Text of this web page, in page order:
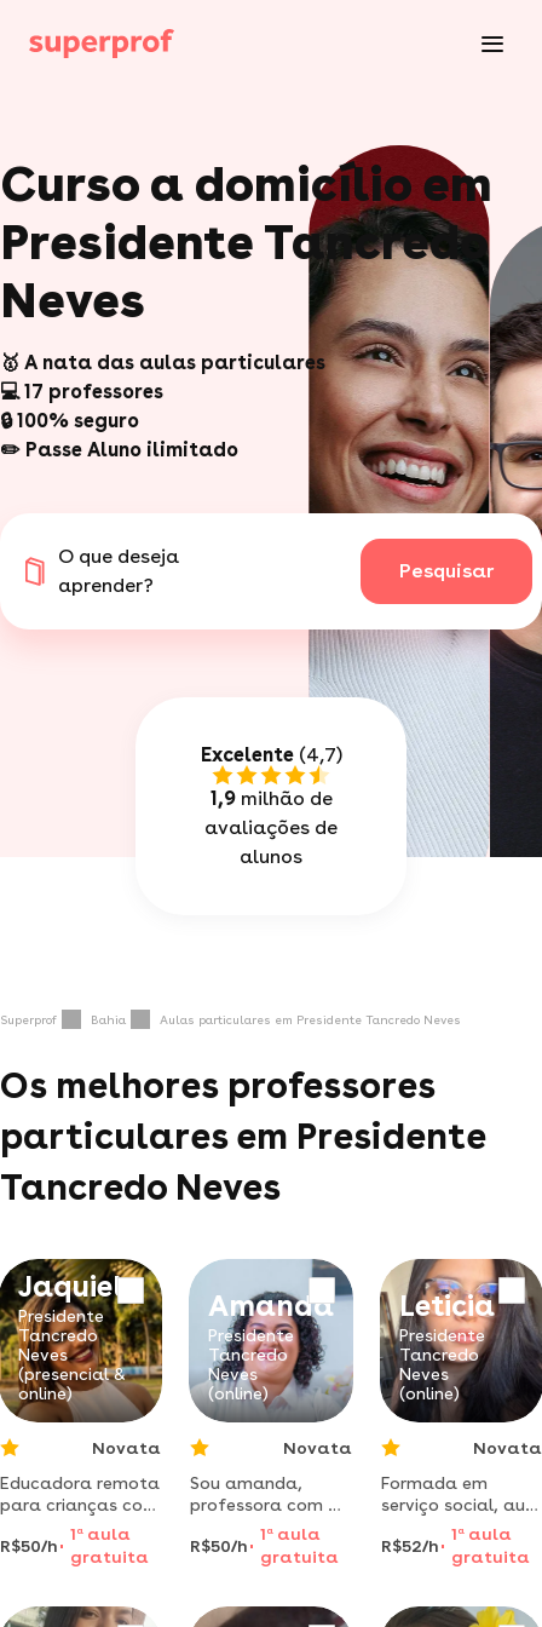
Curso a domicílio em
Presidente Tancredo
Neves
🥇 A nata das aulas particulares
💻 17 professores
🔒 100% seguro
✏️ Passe Aluno ilimitado
O que deseja
aprender?
Pesquisar
Excelente(4,7)
1,9milhão de
avaliações de
alunos
Superprof Bahia Aulas particulares em Presidente Tancredo Neves
Os melhores professores
particulares em Presidente
Tancredo Neves
Jaquiele
Presidente
Tancredo
Neves
(presencial &
online)
Novata
Educadora remota
para crianças com
dificuldade de
aprendizado e
auxílio nas
R$50/h
1 aaula
gratuita
Amanda
Presidente
Tancredo
Neves
(online)
Novata
Sou amanda,
professora com 2
experiência,
ofereço aulas de
personalizadas
R$50/h
1 a aula
gratuita
Leticia
Presidente
Tancredo
Neves
(online)
Novata
Formada em
serviço social, aula
de reforço escolar,
sociologia,
educação
R$52/h
1 aaula
gratuita